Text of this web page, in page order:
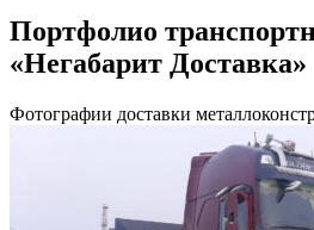
Портфолио
«Негабарит Доставка»
Фотографии доставки